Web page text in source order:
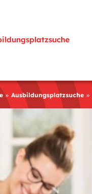
Ausbildungsplatzsuche